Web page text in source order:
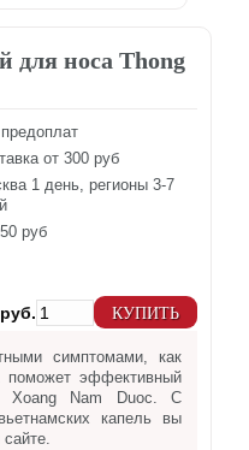
для носа Thong
от 300 руб
1 день, регионы 3-7
руб
КУПИТЬ
симптомами, как
поможет эффективный
Xoang Nam Duoc. С
капель вы